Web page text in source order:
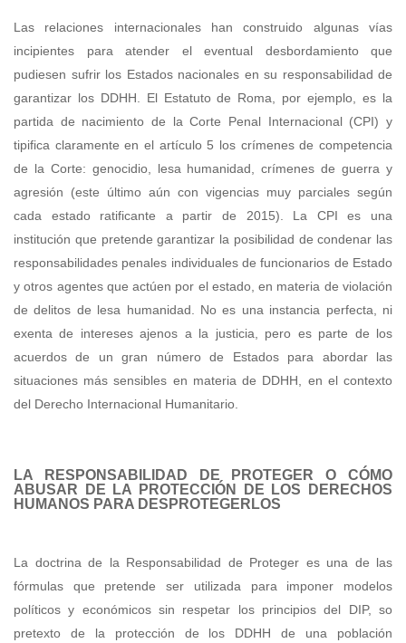
Las relaciones internacionales han construido algunas vías
incipientes para atender el eventual desbordamiento que
pudiesen sufrir los Estados nacionales en su responsabilidad de
garantizar los DDHH. El Estatuto de Roma, por ejemplo, es la
partida de nacimiento de la Corte Penal Internacional (CPI) y
tipifica claramente en el artículo 5 los crímenes de competencia
de la Corte: genocidio, lesa humanidad, crímenes de guerra y
agresión (este último aún con vigencias muy parciales según
cada estado ratificante a partir de 2015). La CPI es una
institución que pretende garantizar la posibilidad de condenar las
responsabilidades penales individuales de funcionarios de Estado
y otros agentes que actúen por el estado, en materia de violación
de delitos de lesa humanidad. No es una instancia perfecta, ni
exenta de intereses ajenos a la justicia, pero es parte de los
acuerdos de un gran número de Estados para abordar las
situaciones más sensibles en materia de DDHH, en el contexto
del Derecho Internacional Humanitario.
LA RESPONSABILIDAD DE PROTEGER O CÓMO
ABUSAR DE LA PROTECCIÓN DE LOS DERECHOS
HUMANOS PARA DESPROTEGERLOS
La doctrina de la Responsabilidad de Proteger es una de las
fórmulas que pretende ser utilizada para imponer modelos
políticos y económicos sin respetar los principios del DIP, so
pretexto de la protección de los DDHH de una población